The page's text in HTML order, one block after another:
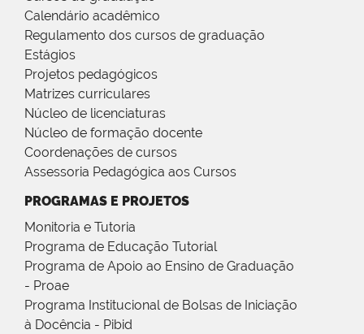
Calendário acadêmico
Regulamento dos cursos de graduação
Estágios
Projetos pedagógicos
Matrizes curriculares
Núcleo de licenciaturas
Núcleo de formação docente
Coordenações de cursos
Assessoria Pedagógica aos Cursos
PROGRAMAS E PROJETOS
Monitoria e Tutoria
Programa de Educação Tutorial
Programa de Apoio ao Ensino de Graduação
- Proae
Programa Institucional de Bolsas de Iniciação
à Docência - Pibid